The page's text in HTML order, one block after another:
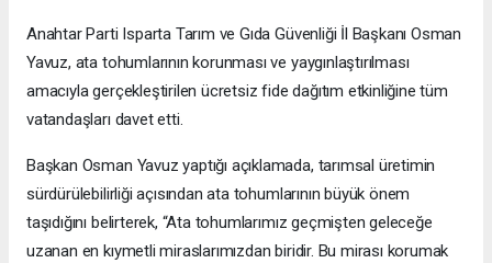
Anahtar Parti Isparta Tarım ve Gıda Güvenliği İl Başkanı Osman
Yavuz, ata tohumlarının korunması ve yaygınlaştırılması
amacıyla gerçekleştirilen ücretsiz fide dağıtım etkinliğine tüm
vatandaşları davet etti.
Başkan Osman Yavuz yaptığı açıklamada, tarımsal üretimin
sürdürülebilirliği açısından ata tohumlarının büyük önem
taşıdığını belirterek, “Ata tohumlarımız geçmişten geleceğe
uzanan en kıymetli miraslarımızdan biridir. Bu mirası korumak